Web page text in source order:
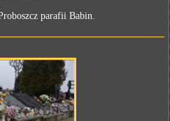
parafii Babin.